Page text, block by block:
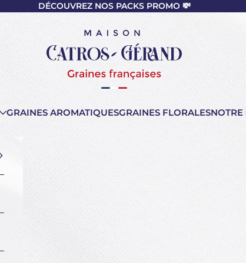
DÉCOUVREZ NOS PACKS PROMO 💸
Maison Catros-Gérand
GRAINES AROMATIQUESGRAINES FLORALESNOTRE